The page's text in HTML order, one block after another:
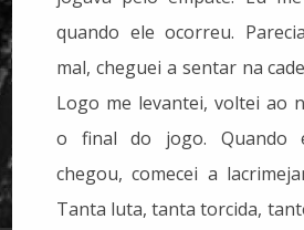
quando ele ocorreu.
mal, cheguei a sentar na
Logo me levantei, voltei ao
o final do jogo. Quando
chegou, comecei a
Tanta luta, tanta torcida,